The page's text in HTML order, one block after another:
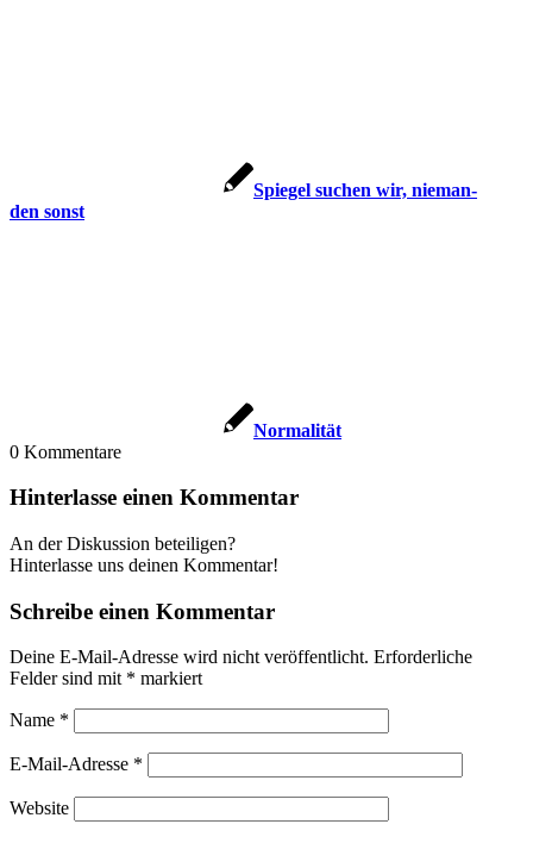
Spie­gel suchen wir, nie­man­
den sonst
Nor­ma­li­tät
0 Kommentare
Hinterlasse einen Kommentar
An der Diskussion beteiligen?
Hinterlasse uns deinen Kommentar!
Schreibe einen Kommentar
Deine E-Mail-Adresse wird nicht veröffentlicht. Erforderliche
Felder sind mit * markiert
Name *
E-Mail-Adresse *
Website